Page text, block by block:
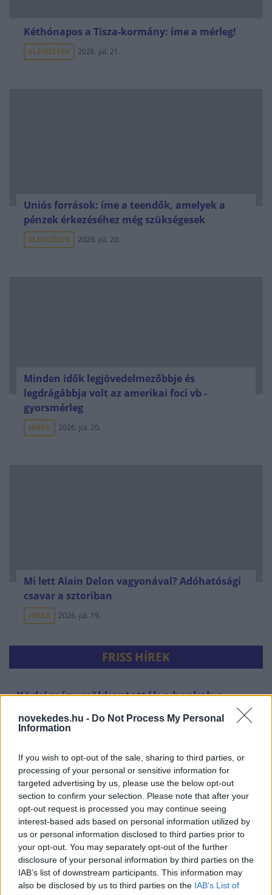
novekedes.hu - Do Not Process My Personal
Information
If you wish to opt-out of the sale, sharing to third parties, or
processing of your personal or sensitive information for
targeted advertising by us, please use the below opt-out
section to confirm your selection. Please note that after your
opt-out request is processed you may continue seeing
interest-based ads based on personal information utilized by
us or personal information disclosed to third parties prior to
your opt-out. You may separately opt-out of the further
disclosure of your personal information by third parties on the
IAB’s list of downstream participants. This information may
also be disclosed by us to third parties on the IAB’s List of
Kéthónapos a Tisza-kormány: íme a mérleg!
ELEMZÉSEK 2026. júl. 21.
Uniós források: íme a teendők, amelyek a
pénzek érkezéséhez még szükségesek
ELEMZÉSEK 2026. júl. 20.
Minden idők legjövedelmezőbbje és
legdrágábbja volt az amerikai foci vb -
gyorsmérleg
HÍREK 2026. júl. 20.
Mi lett Alain Delon vagyonával? Adóhatósági
csavar a sztoriban
HÍREK 2026. júl. 19.
FRISS HÍREK
Körkép: így csökkentették a bankok a
személyi hitelek kamatait
HÍREK egy perce
Európa gáztartalékai alacsony szinten: nehéz